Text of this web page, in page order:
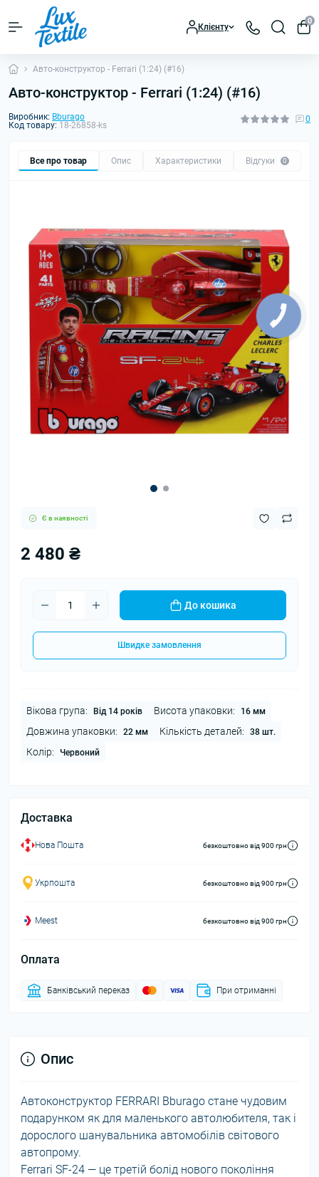
Клієнту
0
Авто-конструктор - Ferrari (1:24) (#16)
Авто-конструктор - Ferrari (1:24) (#16)
Виробник: Bburago
Код товару: 18-26858-ks
0
Все про товар Опис Характеристики Відгуки 0
Є в наявності
2 480 ₴
До кошика
Швидке замовлення
Вікова група: Від 14 років Висота упаковки: 16 мм
Довжина упаковки: 22 мм Кількість деталей: 38 шт.
Колір: Червоний
Доставка
Нова Пошта безкоштовно від 900 грн
Укрпошта безкоштовно від 900 грн
Meest безкоштовно від 900 грн
Оплата
Банківський переказ При отриманні
Опис
Автоконструктор FERRARI Bburago стане чудовим
подарунком як для маленького автолюбителя, так і
дорослого шанувальника автомобілів світового
автопрому.
Ferrari SF-24 — це третій болід нового покоління